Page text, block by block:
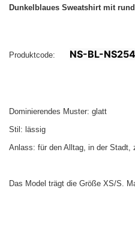
Dunkelblaues Sweatshirt mit
Produktcode: NS-BL-
Dominierendes Muster: glatt
Stil: lässig
Anlass: für den Alltag, in der Stadt,
Das Model trägt die Größe XS/S.